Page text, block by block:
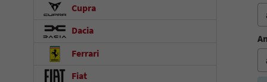
Cupra
Dacia
Ferrari
Fiat